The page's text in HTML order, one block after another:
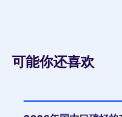
可能你还喜欢